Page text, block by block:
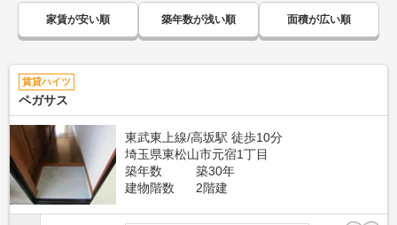
家賃が安い順 築年数が浅い順 面積が広い順
賃貸ハイツ
ペガサス
東武東上線/高坂駅 徒歩10分
埼玉県東松山市元宿1丁目
築年数
築30年
建物階数
2階建